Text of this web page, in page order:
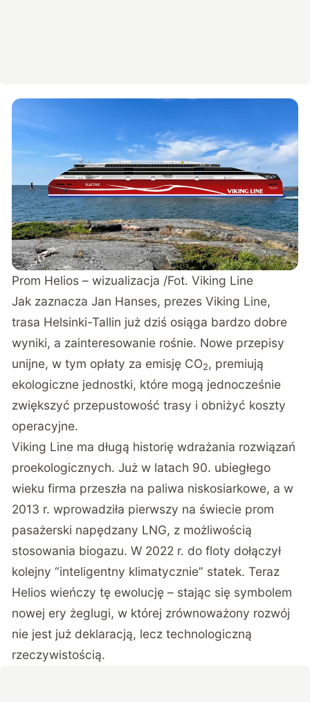
Prom Helios – wizualizacja /Fot. Viking Line
Jak zaznacza Jan Hanses, prezes Viking Line,
trasa Helsinki-Tallin już dziś osiąga bardzo dobre
wyniki, a zainteresowanie rośnie. Nowe przepisy
unijne, w tym opłaty za emisję CO2, premiują
ekologiczne jednostki, które mogą jednocześnie
zwiększyć przepustowość trasy i obniżyć koszty
operacyjne.
Viking Line ma długą historię wdrażania rozwiązań
proekologicznych. Już w latach 90. ubiegłego
wieku firma przeszła na paliwa niskosiarkowe, a w
2013 r. wprowadziła pierwszy na świecie prom
pasażerski napędzany LNG, z możliwością
stosowania biogazu. W 2022 r. do floty dołączył
kolejny “inteligentny klimatycznie” statek. Teraz
Helios wieńczy tę ewolucję – stając się symbolem
nowej ery żeglugi, w której zrównoważony rozwój
nie jest już deklaracją, lecz technologiczną
rzeczywistością.